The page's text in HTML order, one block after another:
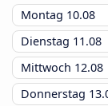
Montag 10.08
Dienstag 11.08
Mittwoch 12.08
Donnerstag